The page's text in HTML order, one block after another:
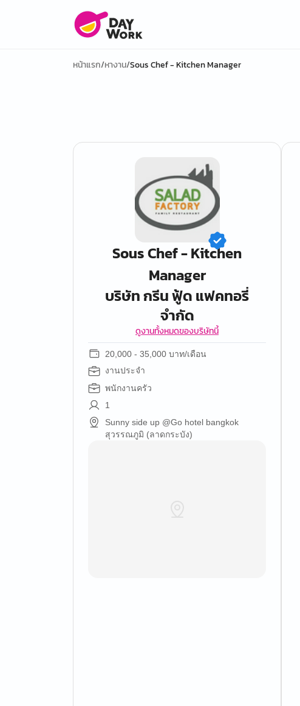
หน้าแรก/หางาน/Sous Chef - Kitchen Manager
Sous Chef - Kitchen
Manager
บริษัท กรีน ฟู้ด แฟคทอรี่
จำกัด
ดูงานทั้งหมดของบริษัทนี้
20,000 - 35,000 บาท/เดือน
งานประจำ
พนักงานครัว
1
Sunny side up @Go hotel bangkok
สุวรรณภูมิ (ลาดกระบัง)